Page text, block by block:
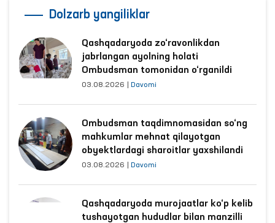
Dolzarb yangiliklar
Qashqadaryoda zo‘ravonlikdan
jabrlangan ayolning holati
Ombudsman tomonidan o‘rganildi
03.08.2026 Davomi
Ombudsman taqdimnomasidan so‘ng
mahkumlar mehnat qilayotgan
obyektlardagi sharoitlar yaxshilandi
03.08.2026 Davomi
Qashqadaryoda murojaatlar ko‘p kelib
tushayotgan hududlar bilan manzilli